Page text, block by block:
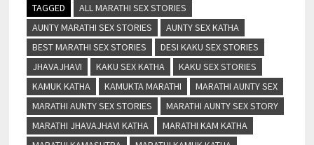
TAGGED
ALL MARATHI SEX STORIES
AUNTY MARATHI SEX STORIES
AUNTY SEX KATHA
BEST MARATHI SEX STORIES
DESI KAKU SEX STORIES
JHAVAJHAVI
KAKU SEX KATHA
KAKU SEX STORIES
KAMUK KATHA
KAMUKTA MARATHI
MARATHI AUNTY SEX
MARATHI AUNTY SEX STORIES
MARATHI AUNTY SEX STORY
MARATHI JHAVAJHAVI KATHA
MARATHI KAM KATHA